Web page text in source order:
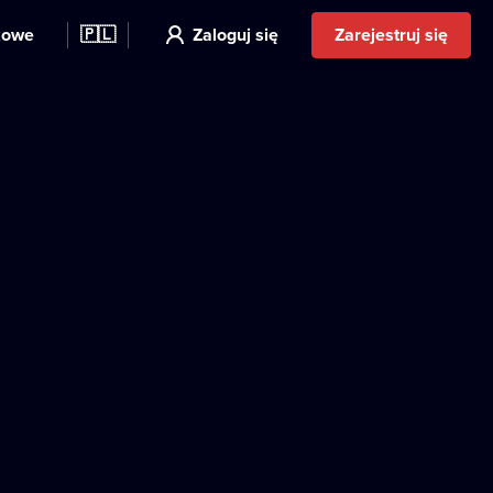
🇵🇱 Zaloguj się Zarejestruj się